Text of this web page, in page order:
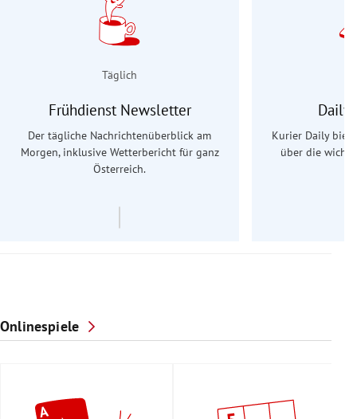
Täglich
Frühdienst Newsletter
Der tägliche Nachrichtenüberblick am
Morgen, inklusive Wetterbericht für ganz
Österreich.
Daily
Kurier Daily
über die
Onlinespiele